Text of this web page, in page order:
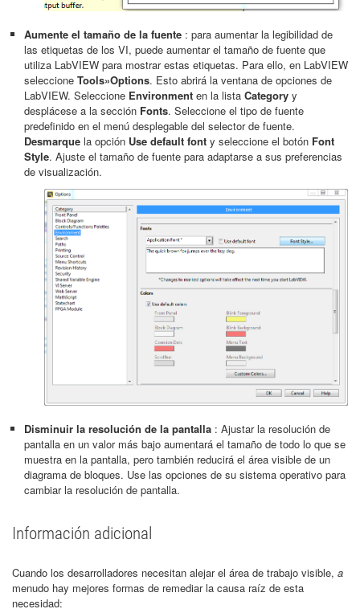
Aumente el tamaño de la fuente : para aumentar la legibilidad de
las etiquetas de los VI, puede aumentar el tamaño de fuente que
utiliza LabVIEW para mostrar estas etiquetas. Para ello, en LabVIEW
seleccione Tools»Options. Esto abrirá la ventana de opciones de
LabVIEW. Seleccione Environment en la lista Category y
desplácese a la sección Fonts. Seleccione el tipo de fuente
predefinido en el menú desplegable del selector de fuente.
Desmarque la opción Use default font y seleccione el botón Font
Style. Ajuste el tamaño de fuente para adaptarse a sus preferencias
de visualización.
Disminuir la resolución de la pantalla : Ajustar la resolución de
pantalla en un valor más bajo aumentará el tamaño de todo lo que se
muestra en la pantalla, pero también reducirá el área visible de un
diagrama de bloques. Use las opciones de su sistema operativo para
cambiar la resolución de pantalla.
Información adicional
Cuando los desarrolladores necesitan alejar el área de trabajo visible, a
menudo hay mejores formas de remediar la causa raíz de esta
necesidad: